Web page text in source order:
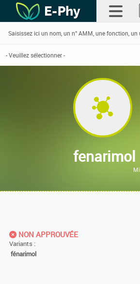
fenarimol
NON APPROUVÉE
Variants :
fénarimol